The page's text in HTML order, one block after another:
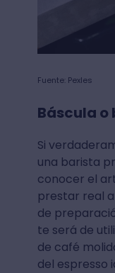
Fuente: Pexles
Báscula o
Si
una barista
conocer el
prestar real
de
te será de
de café
del espresso